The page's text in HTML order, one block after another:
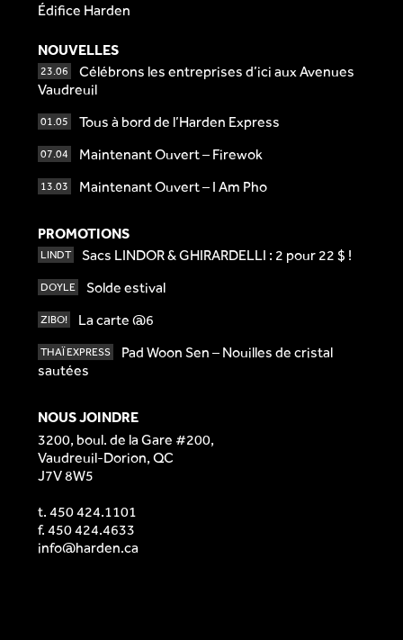
Édifice Harden
NOUVELLES
23.06
Célébrons les entreprises d’ici aux Avenues
Vaudreuil
01.05 Tous à bord de l’Harden Express
07.04 Maintenant Ouvert – Firewok
13.03 Maintenant Ouvert – I Am Pho
PROMOTIONS
LINDT Sacs LINDOR & GHIRARDELLI : 2 pour 22 $ !
DOYLE Solde estival
ZIBO! La carte @6
THAÏ EXPRESS
Pad Woon Sen – Nouilles de cristal
sautées
NOUS JOINDRE
3200, boul. de la Gare #200,
Vaudreuil-Dorion, QC
J7V 8W5
t. 450 424.1101
f. 450 424.4633
info@harden.ca